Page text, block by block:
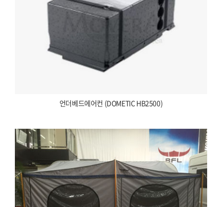
언더베드에어컨 (DOMETIC HB2500)